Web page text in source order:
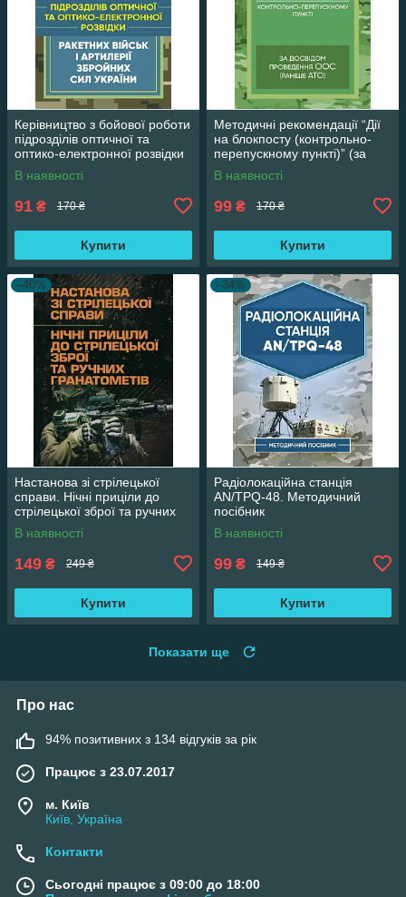
Керівництво з бойової роботи
підрозділів оптичної та
оптико-електронної розвідки
ракетних військ і артилерії
В наявності
91 ₴ 170 ₴
Купити
Методичні рекомендації “Дії
на блокпосту (контрольно-
перепускному пункті)” (за
досвідом проведення ООС
(раніше
В наявності
99 ₴ 170 ₴
Купити
–40%
Настанова зі стрілецької
справи. Нічні приціли до
стрілецької зброї та ручних
гранатометів
В наявності
149 ₴ 249 ₴
Купити
–34%
Радіолокаційна станція
AN/TPQ-48. Методичний
посібник
В наявності
99 ₴ 149 ₴
Купити
Показати ще
Про нас
94% позитивних з 134 відгуків за рік
Працює з 23.07.2017
м. Київ
Київ, Україна
Контакти
Сьогодні працює з 09:00 до 18:00